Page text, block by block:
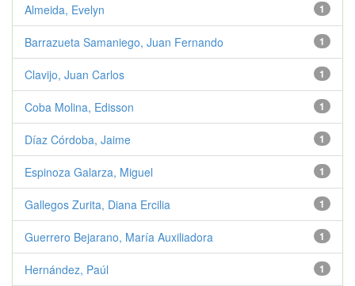
1
Almeida, Evelyn
1
Barrazueta Samaniego, Juan Fernando
1
Clavijo, Juan Carlos
1
Coba Molina, Edisson
1
Díaz Córdoba, Jaime
1
Espinoza Galarza, Miguel
1
Gallegos Zurita, Diana Ercilia
1
Guerrero Bejarano, María Auxiliadora
1
Hernández, Paúl